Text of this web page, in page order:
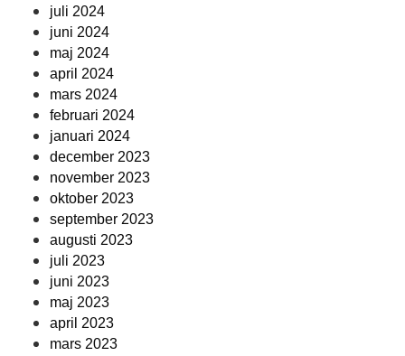
juli 2024
juni 2024
maj 2024
april 2024
mars 2024
februari 2024
januari 2024
december 2023
november 2023
oktober 2023
september 2023
augusti 2023
juli 2023
juni 2023
maj 2023
april 2023
mars 2023